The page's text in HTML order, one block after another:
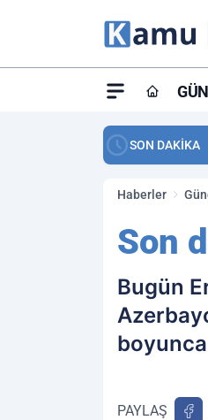
SON DAKİKA
maç özeti ve golleri!
Haberler
Son
Bugün
PAYLAŞ